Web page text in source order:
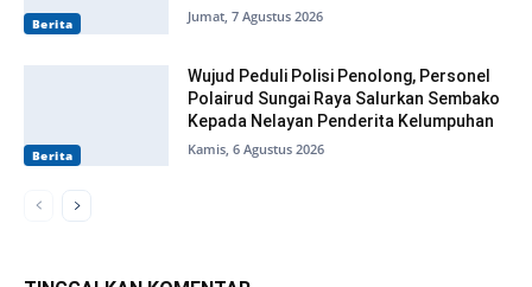
Berita Jumat, 7 Agustus 2026
Berita
Wujud Peduli Polisi Penolong, Personel
Polairud Sungai Raya Salurkan Sembako
Kepada Nelayan Penderita Kelumpuhan
Kamis, 6 Agustus 2026